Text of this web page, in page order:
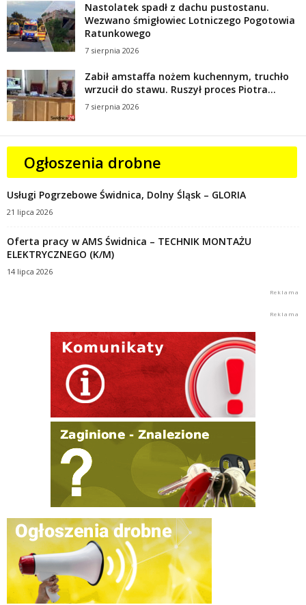
Nastolatek spadł z dachu pustostanu.
Wezwano śmigłowiec Lotniczego Pogotowia
Ratunkowego
7 sierpnia 2026
Zabił amstaffa nożem kuchennym, truchło
wrzucił do stawu. Ruszył proces Piotra...
7 sierpnia 2026
Ogłoszenia drobne
Usługi Pogrzebowe Świdnica, Dolny Śląsk – GLORIA
21 lipca 2026
Oferta pracy w AMS Świdnica – TECHNIK MONTAŻU
ELEKTRYCZNEGO (K/M)
14 lipca 2026